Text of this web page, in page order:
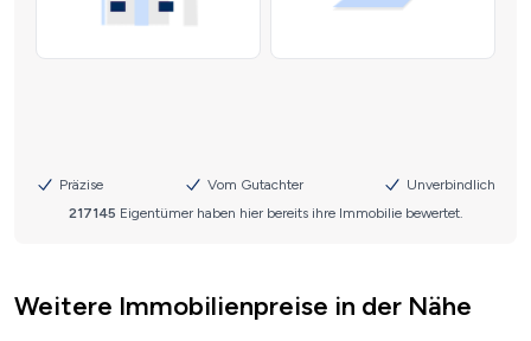
Weitere Immobilienpreise in der Nähe